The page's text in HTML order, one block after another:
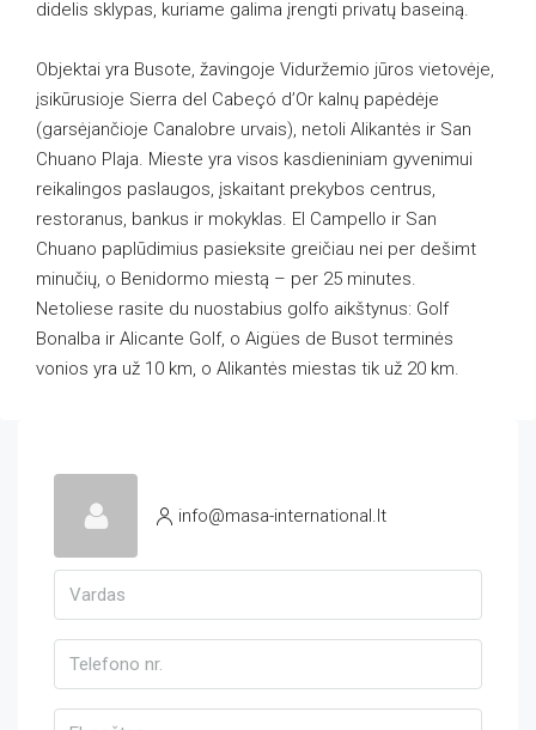
didelis sklypas, kuriame galima įrengti privatų baseiną.
Objektai yra Busote, žavingoje Viduržemio jūros vietovėje,
įsikūrusioje Sierra del Cabeçó d’Or kalnų papėdėje
(garsėjančioje Canalobre urvais), netoli Alikantės ir San
Chuano Plaja. Mieste yra visos kasdieniniam gyvenimui
reikalingos paslaugos, įskaitant prekybos centrus,
restoranus, bankus ir mokyklas. El Campello ir San
Chuano paplūdimius pasieksite greičiau nei per dešimt
minučių, o Benidormo miestą – per 25 minutes.
Netoliese rasite du nuostabius golfo aikštynus: Golf
Bonalba ir Alicante Golf, o Aigües de Busot terminės
vonios yra už 10 km, o Alikantės miestas tik už 20 km.
info@masa-international.lt